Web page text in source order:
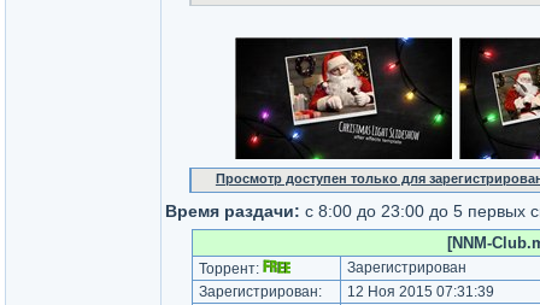
Просмотр доступен только для
Время раздачи: с 8:00 до 23:00 до 5 первых
[NNM-
Торрент:
Зарегистрирован
Зарегистрирован:
12 Ноя 2015 07:31:39